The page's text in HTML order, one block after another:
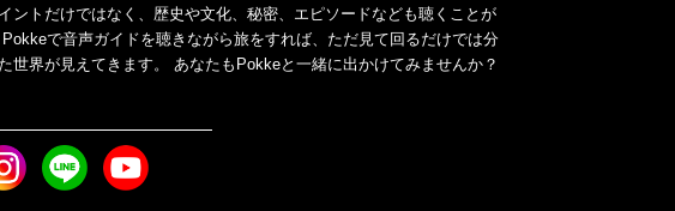
ントだけではなく、歴史や文化、秘密、エピソードなども聴くことが
で音声ガイドを聴きながら旅をすれば、ただ見て回るだけでは分
世界が見えてきます。 あなたもPokkeと一緒に出かけてみませんか？